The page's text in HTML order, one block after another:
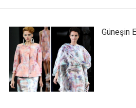
Güneşin